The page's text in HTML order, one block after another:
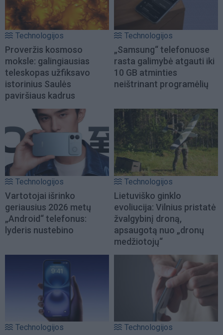
Technologijos
Proveržis kosmoso
moksle: galingiausias
teleskopas užfiksavo
istorinius Saulės
paviršiaus kadrus
Technologijos
„Samsung“ telefonuose
rasta galimybė atgauti iki
10 GB atminties
neištrinant programėlių
Technologijos
Vartotojai išrinko
geriausius 2026 metų
„Android“ telefonus:
lyderis nustebino
Technologijos
Lietuviško ginklo
evoliucija: Vilnius pristatė
žvalgybinį droną,
apsaugotą nuo „dronų
medžiotojų“
Technologijos Technologijos